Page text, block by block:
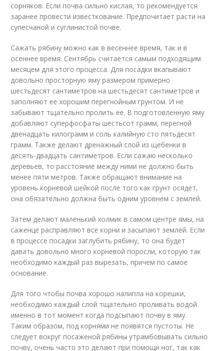
сорняков. Если почва сильно кислая, то рекомендуется
заранее провести известкование. Предпочитает расти на
супесчаной и суглинистой почве.
Сажать рябину можно как в весеннее время, так и в
осеннее время. Сентябрь считается самым подходящим
месяцем для этого процесса. Для посадки вкапывают
довольно просторную яму размером примерно
шестьдесят сантиметров на шестьдесят сантиметров и
заполняют ее хорошим перегнойным грунтом. И не
забывают тщательно пролить ее. В подготовленную яму
добавляют суперфосфаты шестьсот грамм, перегной
двенадцать килограмм и соль калийную сто пятьдесят
грамм. Также делают дренажный слой из щебенки в
десять-двадцать сантиметров. Если сажаю несколько
деревьев, то расстояние между ними не должно быть
менее пяти метров. Также обращают внимание на
уровень корневой шейкой после того как грунт осядет,
она обязательно должна быть одним уровнем с землей.
Затем делают маленький холмик в самом центре ямы, на
саженце расправляют все корни и засыпают землей. Если
в процессе посадки заглубить рябину, то она будет
давать довольно много корневой поросли, которую так
необходимо каждый раз вырезать, причем по самое
основание.
Для того чтобы почва хорошо налипла на корешки,
необходимо каждый слой тщательно проливать водой
именно в тот момент когда подсыпают почву в яму.
Таким образом, под корнями не появятся пустоты. Не
следует вокруг посаженой рябины утрамбовывать сильно
почву, очень часто это делают при помощи ног, так как